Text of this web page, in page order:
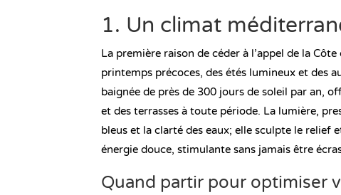
1. Un climat
La première raison de céder à l’appel de la
printemps précoces, des étés lumineux et des
baignée de près de 300 jours de soleil par an,
et des terrasses à toute période. La lumière,
bleus et la clarté des eaux; elle sculpte le relief
énergie douce, stimulante sans jamais être
Quand partir pour optimiser